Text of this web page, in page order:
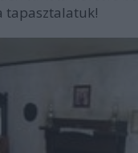
tapasztalatuk!